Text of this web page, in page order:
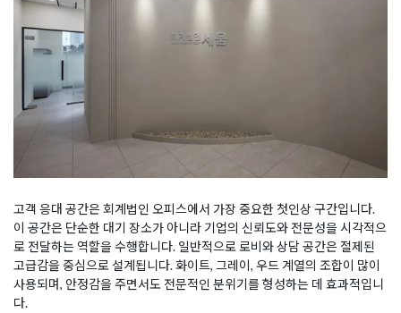
고객 응대 공간은 회계법인 오피스에서 가장 중요한 첫인상 구간입니다.
이 공간은 단순한 대기 장소가 아니라 기업의 신뢰도와 전문성을 시각적으
로 전달하는 역할을 수행합니다. 일반적으로 로비와 상담 공간은 절제된
고급감을 중심으로 설계됩니다. 화이트, 그레이, 우드 계열의 조합이 많이
사용되며, 안정감을 주면서도 전문적인 분위기를 형성하는 데 효과적입니
다.